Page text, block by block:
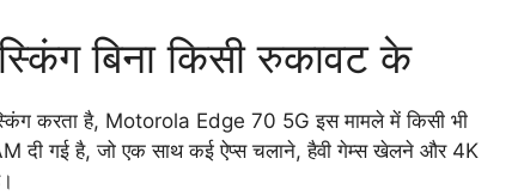
बिना किसी रुकावट के
करता है, Motorola Edge 70 5G इस मामले में किसी भी
दी गई है, जो एक साथ कई ऐप्स चलाने, हैवी गेम्स खेलने और 4K